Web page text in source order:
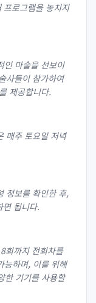
프로그램을 놓치지
인 마술을 선보이
사들이 참가하여
제공합니다.
매주 토요일 저녁
정보를 확인한 후,
됩니다.
회까지 전회차를
능하며, 이를 위해
한 기기를 사용할